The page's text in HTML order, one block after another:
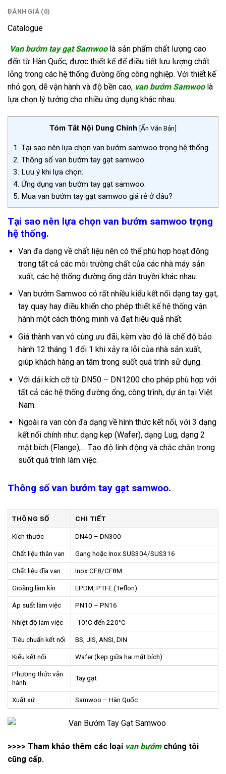
ĐÁNH GIÁ (0)
Catalogue
Van bướm tay gạt Samwoolà sản phẩm chất lượng cao
đến từ Hàn Quốc, được thiết kế để điều tiết lưu lượng chất
lỏng trong các hệ thống đường ống công nghiệp. Với thiết kế
nhỏ gọn, dễ vận hành và độ bền cao, van bướm Samwoolà
lựa chọn lý tưởng cho nhiều ứng dụng khác nhau.
Tóm Tắt Nội Dung Chính [Ẩn Văn Bản]
1. Tại sao nên lựa chọn van bướm samwoo trọng hệ thống.
2. Thông số van bướm tay gạt samwoo.
3. Lưu ý khi lựa chọn.
4. Ứng dụng van bướm tay gạt samwoo.
5. Mua van bướm tay gạt samwoo giá rẻ ở đâu?
Tại sao nên lựa chọn van bướm samwoo trọng
hệ thống.
Van đa dạng về chất liệu nên có thể phù hợp hoạt động
trong tất cả các môi trường chất của các nhà máy sản
xuất, các hệ thống đường ống dẫn truyền khác nhau.
Van bướm Samwoo có rất nhiều kiểu kết nối dạng tay gạt,
tay quay hay điều khiển cho phép thiết kế hệ thống vận
hành một cách thông minh và đạt hiệu quả nhất.
Giá thành van vô cùng ưu đãi, kèm vào đó là chế độ bảo
hành 12 tháng 1 đổi 1 khi xảy ra lỗi của nhà sản xuất,
giúp khách hàng an tâm trong suốt quá trình sử dụng.
Với dải kích cỡ từ DN50 – DN1200 cho phép phù hợp với
tất cả các hệ thống đường ống, công trình, dự án tại Việt
Nam.
Ngoài ra van còn đa dạng về hình thức kết nối, với 3 dạng
kết nối chính như: dạng kẹp (Wafer), dạng Lug, dạng 2
mặt bích (Flange),… Tạo độ linh động và chắc chắn trong
suốt quá trình làm việc.
Thông số van bướm tay gạt samwoo.
THÔNG SỐ CHI TIẾT
Kích thước DN40 – DN300
Chất liệu thân van Gang hoặc Inox SUS304/SUS316
Chất liệu đĩa van Inox CF8/CF8M
Gioăng làm kín EPDM, PTFE (Teflon)
Áp suất làm việc PN10 – PN16
Nhiệt độ làm việc -10°C đến 220°C
Tiêu chuẩn kết nối BS, JIS, ANSI, DIN
Kiểu kết nối Wafer (kẹp giữa hai mặt bích)
Phương thức vận
hành
Tay gạt
Xuất xứ Samwoo – Hàn Quốc
>>>> Tham khảo thêm các loại van bướmchúng tôi
cũng cấp.